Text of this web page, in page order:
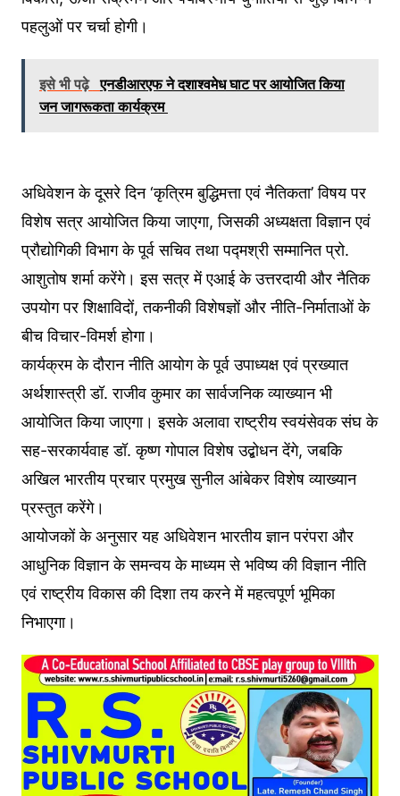
पहलुओं पर चर्चा होगी।
इसे भी पढ़े एनडीआरएफ ने दशाश्वमेध घाट पर आयोजित किया
जन जागरूकता कार्यक्रम
अधिवेशन के दूसरे दिन ‘कृत्रिम बुद्धिमत्ता एवं नैतिकता’ विषय पर
विशेष सत्र आयोजित किया जाएगा, जिसकी अध्यक्षता विज्ञान एवं
प्रौद्योगिकी विभाग के पूर्व सचिव तथा पद्मश्री सम्मानित प्रो.
आशुतोष शर्मा करेंगे। इस सत्र में एआई के उत्तरदायी और नैतिक
उपयोग पर शिक्षाविदों, तकनीकी विशेषज्ञों और नीति-निर्माताओं के
बीच विचार-विमर्श होगा।
कार्यक्रम के दौरान नीति आयोग के पूर्व उपाध्यक्ष एवं प्रख्यात
अर्थशास्त्री डॉ. राजीव कुमार का सार्वजनिक व्याख्यान भी
आयोजित किया जाएगा। इसके अलावा राष्ट्रीय स्वयंसेवक संघ के
सह-सरकार्यवाह डॉ. कृष्ण गोपाल विशेष उद्बोधन देंगे, जबकि
अखिल भारतीय प्रचार प्रमुख सुनील आंबेकर विशेष व्याख्यान
प्रस्तुत करेंगे।
आयोजकों के अनुसार यह अधिवेशन भारतीय ज्ञान परंपरा और
आधुनिक विज्ञान के समन्वय के माध्यम से भविष्य की विज्ञान नीति
एवं राष्ट्रीय विकास की दिशा तय करने में महत्वपूर्ण भूमिका
निभाएगा।